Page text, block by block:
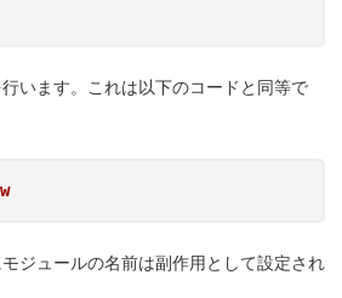
行います。これは以下のコードと同等で
ジュールの名前は副作用として設定され